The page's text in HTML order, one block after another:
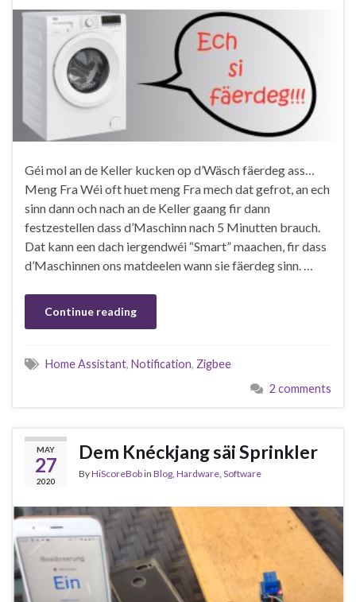
Géi mol an de Keller kucken op d’Wäsch fäerdeg ass…
Meng Fra Wéi oft huet meng Fra mech dat gefrot, an ech
sinn dann och nach an de Keller gaang fir dann
festzestellen dass d’Maschinn nach 5 Minutten brauch.
Dat kann een dach iergendwéi “Smart” maachen, fir dass
d’Maschinnen ons matdeelen wann sie fäerdeg sinn. …
Continue reading
Home Assistant, Notification, Zigbee
2 comments
MAY
27
2020
Dem Knéckjang säi Sprinkler
ByHiScoreBobin Blog, Hardware, Software